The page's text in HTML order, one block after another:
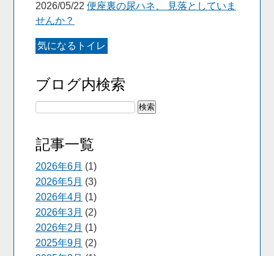
2026/05/22 便座裏の尿ハネ、 見落としていま
せんか？
気になるトイレ
ブログ内検索
記事一覧
2026年6月 (1)
2026年5月 (3)
2026年4月 (1)
2026年3月 (2)
2026年2月 (1)
2025年9月 (2)